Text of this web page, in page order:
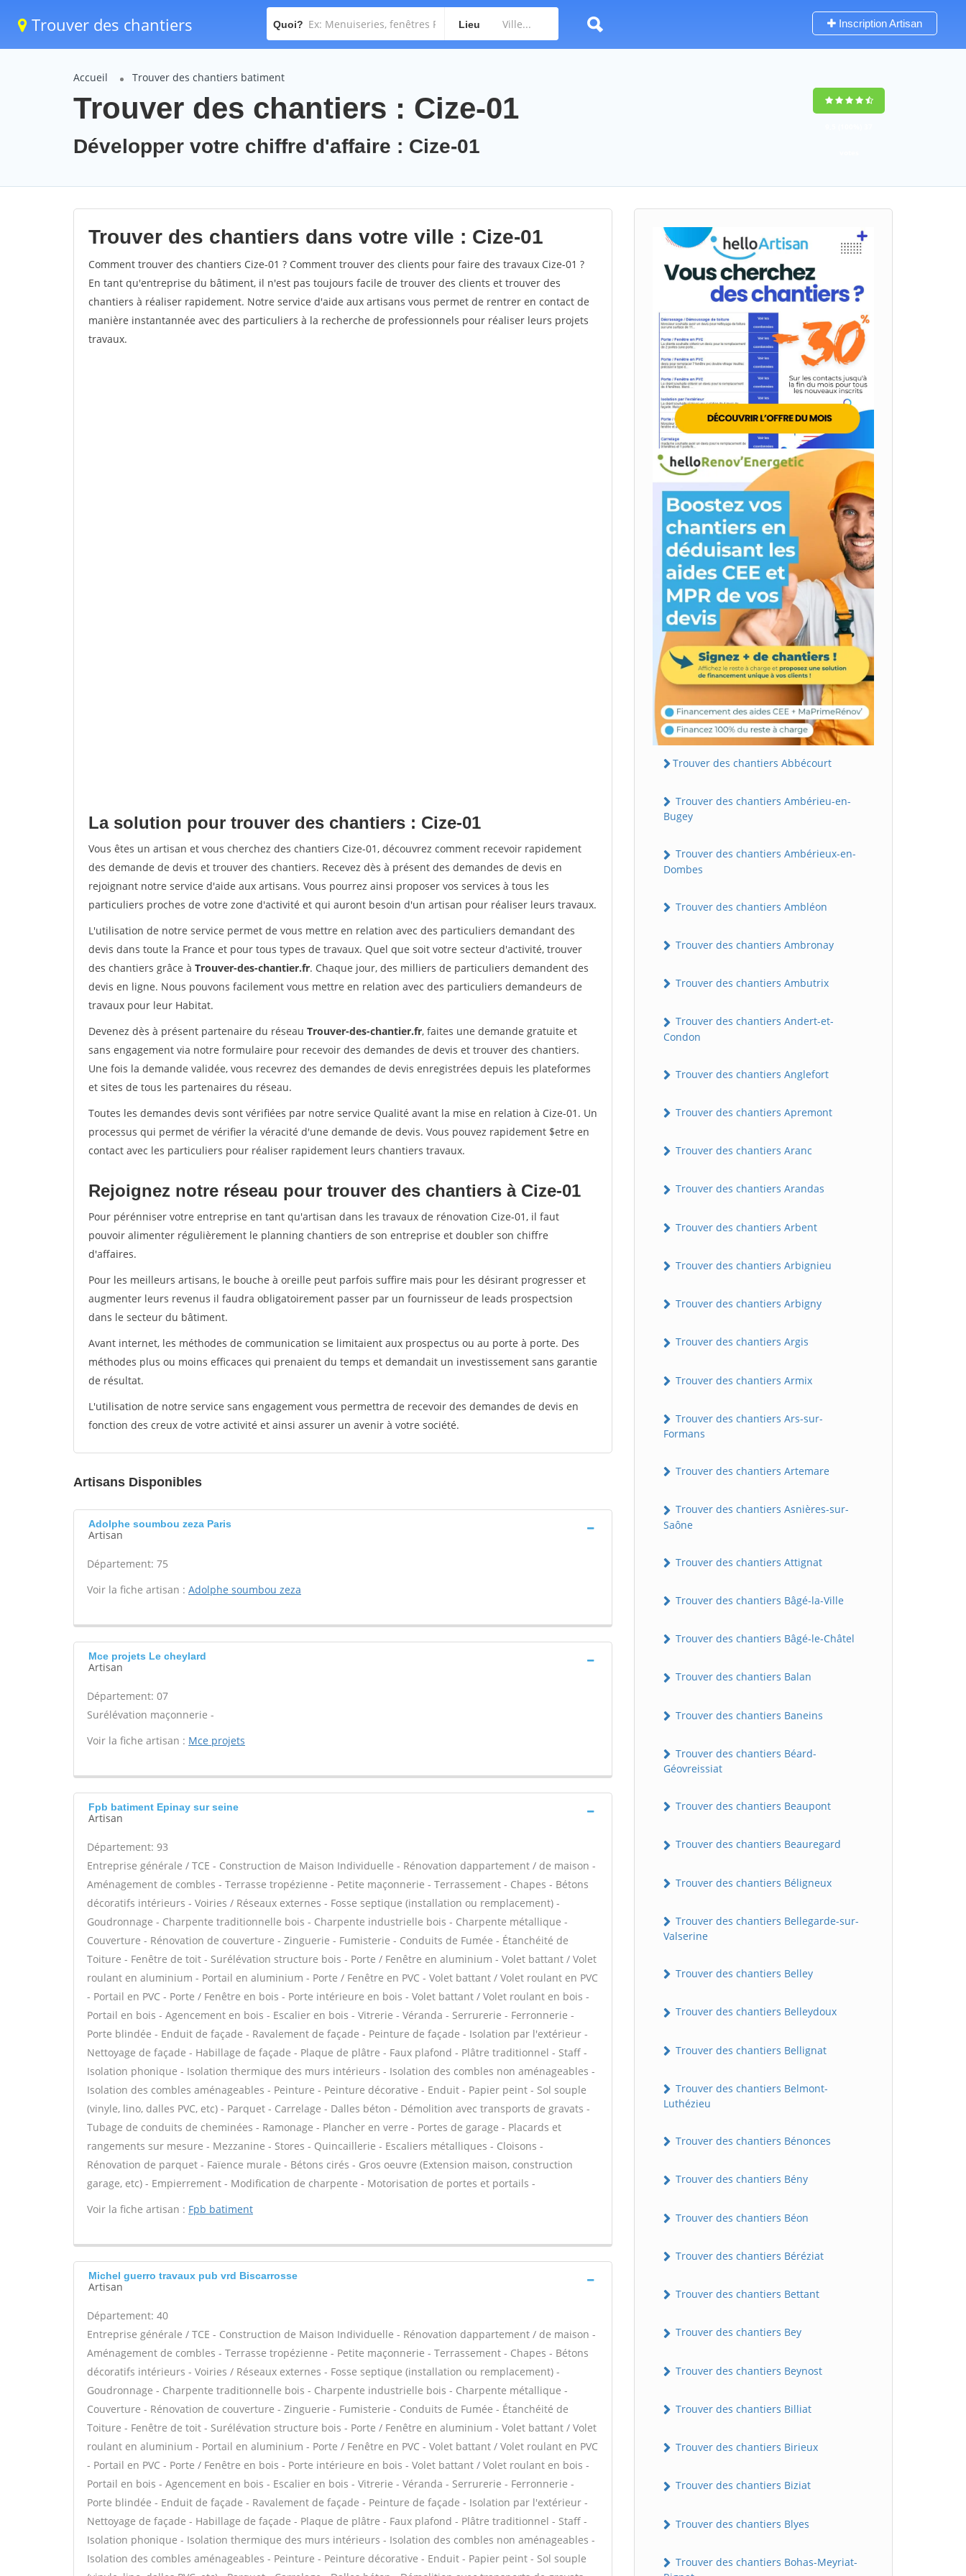
Trouver des chantiers Quoi? Lieu Inscription Artisan
Accueil Trouver des chantiers batiment
Trouver des chantiers : Cize-01
Développer votre chiffre d'affaire : Cize-01
Trouver des chantiers dans votre ville : Cize-01
Comment trouver des chantiers Cize-01 ? Comment trouver des clients pour faire des travaux Cize-01 ?
En tant qu'entreprise du bâtiment, il n'est pas toujours facile de trouver des clients et trouver des
chantiers à réaliser rapidement. Notre service d'aide aux artisans vous permet de rentrer en contact de
manière instantannée avec des particuliers à la recherche de professionnels pour réaliser leurs projets
travaux.
La solution pour trouver des chantiers : Cize-01
Vous êtes un artisan et vous cherchez des chantiers Cize-01, découvrez comment recevoir rapidement
des demande de devis et trouver des chantiers. Recevez dès à présent des demandes de devis en
rejoignant notre service d'aide aux artisans. Vous pourrez ainsi proposer vos services à tous les
particuliers proches de votre zone d'activité et qui auront besoin d'un artisan pour réaliser leurs travaux.
L'utilisation de notre service permet de vous mettre en relation avec des particuliers demandant des
devis dans toute la France et pour tous types de travaux. Quel que soit votre secteur d'activité, trouver
des chantiers grâce à Trouver-des-chantier.fr. Chaque jour, des milliers de particuliers demandent des
devis en ligne. Nous pouvons facilement vous mettre en relation avec des particuliers demandeurs de
travaux pour leur Habitat.
Devenez dès à présent partenaire du réseau Trouver-des-chantier.fr, faites une demande gratuite et
sans engagement via notre formulaire pour recevoir des demandes de devis et trouver des chantiers.
Une fois la demande validée, vous recevrez des demandes de devis enregistrées depuis les plateformes
et sites de tous les partenaires du réseau.
Toutes les demandes devis sont vérifiées par notre service Qualité avant la mise en relation à Cize-01. Un
processus qui permet de vérifier la véracité d'une demande de devis. Vous pouvez rapidement $etre en
contact avec les particuliers pour réaliser rapidement leurs chantiers travaux.
Rejoignez notre réseau pour trouver des chantiers à Cize-01
Pour pérénniser votre entreprise en tant qu'artisan dans les travaux de rénovation Cize-01, il faut
pouvoir alimenter régulièrement le planning chantiers de son entreprise et doubler son chiffre
d'affaires.
Pour les meilleurs artisans, le bouche à oreille peut parfois suffire mais pour les désirant progresser et
augmenter leurs revenus il faudra obligatoirement passer par un fournisseur de leads prospectsion
dans le secteur du bâtiment.
Avant internet, les méthodes de communication se limitaient aux prospectus ou au porte à porte. Des
méthodes plus ou moins efficaces qui prenaient du temps et demandait un investissement sans garantie
de résultat.
L'utilisation de notre service sans engagement vous permettra de recevoir des demandes de devis en
fonction des creux de votre activité et ainsi assurer un avenir à votre société.
Artisans Disponibles
Adolphe soumbou zeza Paris
Artisan
Département: 75
Voir la fiche artisan : Adolphe soumbou zeza
Mce projets Le cheylard
Artisan
Département: 07
Surélévation maçonnerie -
Voir la fiche artisan : Mce projets
Fpb batiment Epinay sur seine
Artisan
Département: 93
Entreprise générale / TCE - Construction de Maison Individuelle - Rénovation dappartement / de maison -
Aménagement de combles - Terrasse tropézienne - Petite maçonnerie - Terrassement - Chapes - Bétons
décoratifs intérieurs - Voiries / Réseaux externes - Fosse septique (installation ou remplacement) -
Goudronnage - Charpente traditionnelle bois - Charpente industrielle bois - Charpente métallique -
Couverture - Rénovation de couverture - Zinguerie - Fumisterie - Conduits de Fumée - Étanchéité de
Toiture - Fenêtre de toit - Surélévation structure bois - Porte / Fenêtre en aluminium - Volet battant / Volet
roulant en aluminium - Portail en aluminium - Porte / Fenêtre en PVC - Volet battant / Volet roulant en PVC
- Portail en PVC - Porte / Fenêtre en bois - Porte intérieure en bois - Volet battant / Volet roulant en bois -
Portail en bois - Agencement en bois - Escalier en bois - Vitrerie - Véranda - Serrurerie - Ferronnerie -
Porte blindée - Enduit de façade - Ravalement de façade - Peinture de façade - Isolation par l'extérieur -
Nettoyage de façade - Habillage de façade - Plaque de plâtre - Faux plafond - Plâtre traditionnel - Staff -
Isolation phonique - Isolation thermique des murs intérieurs - Isolation des combles non aménageables -
Isolation des combles aménageables - Peinture - Peinture décorative - Enduit - Papier peint - Sol souple
(vinyle, lino, dalles PVC, etc) - Parquet - Carrelage - Dalles béton - Démolition avec transports de gravats -
Tubage de conduits de cheminées - Ramonage - Plancher en verre - Portes de garage - Placards et
rangements sur mesure - Mezzanine - Stores - Quincaillerie - Escaliers métalliques - Cloisons -
Rénovation de parquet - Faïence murale - Bétons cirés - Gros oeuvre (Extension maison, construction
garage, etc) - Empierrement - Modification de charpente - Motorisation de portes et portails -
Voir la fiche artisan : Fpb batiment
Michel guerro travaux pub vrd Biscarrosse
Artisan
Département: 40
Entreprise générale / TCE - Construction de Maison Individuelle - Rénovation dappartement / de maison -
Aménagement de combles - Terrasse tropézienne - Petite maçonnerie - Terrassement - Chapes - Bétons
décoratifs intérieurs - Voiries / Réseaux externes - Fosse septique (installation ou remplacement) -
Goudronnage - Charpente traditionnelle bois - Charpente industrielle bois - Charpente métallique -
Couverture - Rénovation de couverture - Zinguerie - Fumisterie - Conduits de Fumée - Étanchéité de
Toiture - Fenêtre de toit - Surélévation structure bois - Porte / Fenêtre en aluminium - Volet battant / Volet
roulant en aluminium - Portail en aluminium - Porte / Fenêtre en PVC - Volet battant / Volet roulant en PVC
- Portail en PVC - Porte / Fenêtre en bois - Porte intérieure en bois - Volet battant / Volet roulant en bois -
Portail en bois - Agencement en bois - Escalier en bois - Vitrerie - Véranda - Serrurerie - Ferronnerie -
Porte blindée - Enduit de façade - Ravalement de façade - Peinture de façade - Isolation par l'extérieur -
Nettoyage de façade - Habillage de façade - Plaque de plâtre - Faux plafond - Plâtre traditionnel - Staff -
Isolation phonique - Isolation thermique des murs intérieurs - Isolation des combles non aménageables -
Isolation des combles aménageables - Peinture - Peinture décorative - Enduit - Papier peint - Sol souple
Trouver des chantiers Abbécourt
Trouver des chantiers Ambérieu-en-
Bugey
Trouver des chantiers Ambérieux-en-
Dombes
Trouver des chantiers Ambléon
Trouver des chantiers Ambronay
Trouver des chantiers Ambutrix
Trouver des chantiers Andert-et-
Condon
Trouver des chantiers Anglefort
Trouver des chantiers Apremont
Trouver des chantiers Aranc
Trouver des chantiers Arandas
Trouver des chantiers Arbent
Trouver des chantiers Arbignieu
Trouver des chantiers Arbigny
Trouver des chantiers Argis
Trouver des chantiers Armix
Trouver des chantiers Ars-sur-
Formans
Trouver des chantiers Artemare
Trouver des chantiers Asnières-sur-
Saône
Trouver des chantiers Attignat
Trouver des chantiers Bâgé-la-Ville
Trouver des chantiers Bâgé-le-Châtel
Trouver des chantiers Balan
Trouver des chantiers Baneins
Trouver des chantiers Béard-
Géovreissiat
Trouver des chantiers Beaupont
Trouver des chantiers Beauregard
Trouver des chantiers Béligneux
Trouver des chantiers Bellegarde-sur-
Valserine
Trouver des chantiers Belley
Trouver des chantiers Belleydoux
Trouver des chantiers Bellignat
Trouver des chantiers Belmont-
Luthézieu
Trouver des chantiers Bénonces
Trouver des chantiers Bény
Trouver des chantiers Béon
Trouver des chantiers Béréziat
Trouver des chantiers Bettant
Trouver des chantiers Bey
Trouver des chantiers Beynost
Trouver des chantiers Billiat
Trouver des chantiers Birieux
Trouver des chantiers Biziat
Trouver des chantiers Blyes
Trouver des chantiers Bohas-Meyriat-